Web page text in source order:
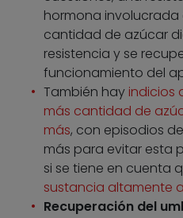
hormona involucrada
cantidad de azúcar
resistencia y se
funcionamiento del
También hay indicios
más cantidad de
más, con episodios
más para evitar esta
si se tiene en cuenta
sustancia altamente
Recuperación del